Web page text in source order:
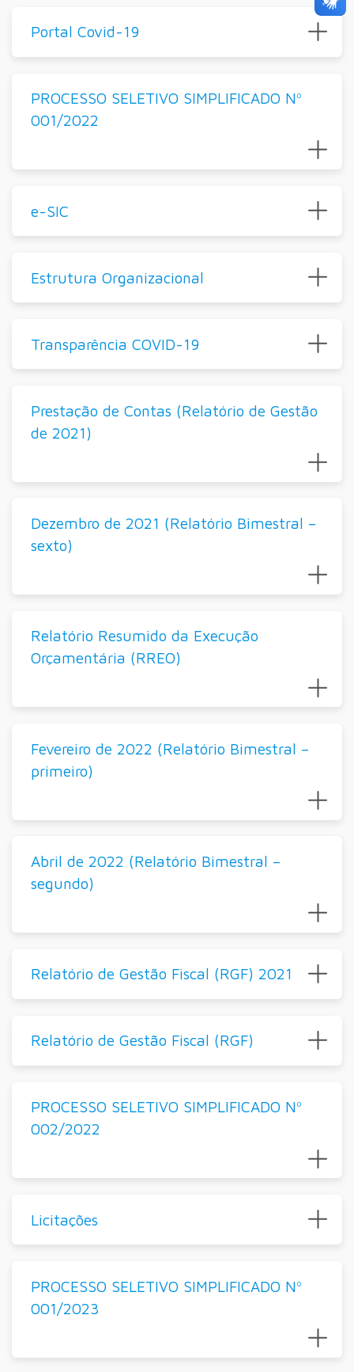
Portal Covid-19
PROCESSO SELETIVO SIMPLIFICADO Nº
001/2022
e-SIC
Estrutura Organizacional
Transparência COVID-19
Prestação de Contas (Relatório de Gestão
de 2021)
Dezembro de 2021 (Relatório Bimestral –
sexto)
Relatório Resumido da Execução
Orçamentária (RREO)
Fevereiro de 2022 (Relatório Bimestral –
primeiro)
Abril de 2022 (Relatório Bimestral –
segundo)
Relatório de Gestão Fiscal (RGF) 2021
Relatório de Gestão Fiscal (RGF)
PROCESSO SELETIVO SIMPLIFICADO Nº
002/2022
Licitações
PROCESSO SELETIVO SIMPLIFICADO Nº
001/2023